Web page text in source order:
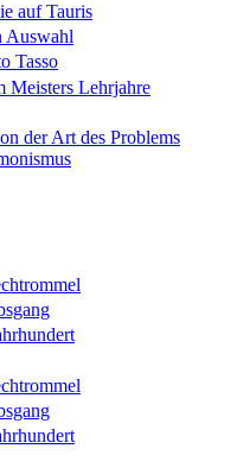
auf Tauris
Auswahl
Tasso
Meisters Lehrjahre
der Art des Problems